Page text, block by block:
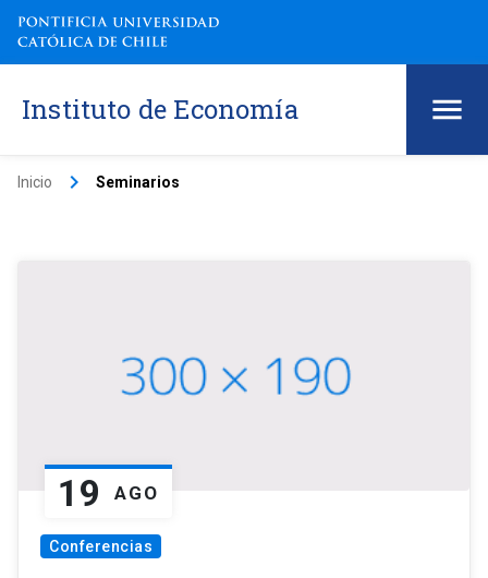
Instituto de Economía
Inicio keyboard_arrow_right Seminarios
19 AGO
Conferencias